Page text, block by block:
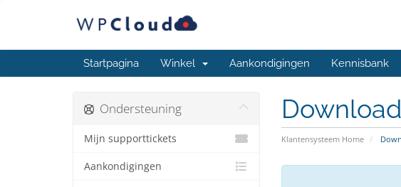
Startpagina Winkel Aankondigingen Kennisbank
Klantensysteem Home
Ondersteuning
Mijn supporttickets
Aankondigingen